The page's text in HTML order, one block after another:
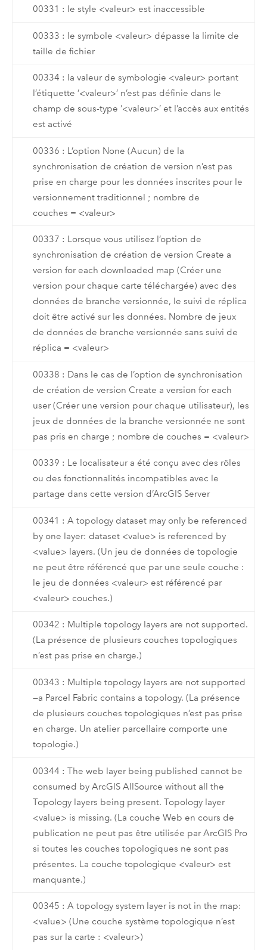
00331 : le style <valeur> est inaccessible
00333 : le symbole <valeur> dépasse la limite de
taille de fichier
00334 : la valeur de symbologie <valeur> portant
l’étiquette ’<valeur>’ n’est pas définie dans le
champ de sous-type ’<valeur>’ et l’accès aux entités
est activé
00336 : L’option None (Aucun) de la
synchronisation de création de version n’est pas
prise en charge pour les données inscrites pour le
versionnement traditionnel ; nombre de
couches = <valeur>
00337 : Lorsque vous utilisez l’option de
synchronisation de création de version Create a
version for each downloaded map (Créer une
version pour chaque carte téléchargée) avec des
données de branche versionnée, le suivi de réplica
doit être activé sur les données. Nombre de jeux
de données de branche versionnée sans suivi de
réplica = <valeur>
00338 : Dans le cas de l’option de synchronisation
de création de version Create a version for each
user (Créer une version pour chaque utilisateur), les
jeux de données de la branche versionnée ne sont
pas pris en charge ; nombre de couches = <valeur>
00339 : Le localisateur a été conçu avec des rôles
ou des fonctionnalités incompatibles avec le
partage dans cette version d’ArcGIS Server
00341 : A topology dataset may only be referenced
by one layer: dataset <value> is referenced by
<value> layers. (Un jeu de données de topologie
ne peut être référencé que par une seule couche :
le jeu de données <valeur> est référencé par
<valeur> couches.)
00342 : Multiple topology layers are not supported.
(La présence de plusieurs couches topologiques
n’est pas prise en charge.)
00343 : Multiple topology layers are not supported
—a Parcel Fabric contains a topology. (La présence
de plusieurs couches topologiques n’est pas prise
en charge. Un atelier parcellaire comporte une
topologie.)
00344 : The web layer being published cannot be
consumed by ArcGIS AllSource without all the
Topology layers being present. Topology layer
<value> is missing. (La couche Web en cours de
publication ne peut pas être utilisée par ArcGIS Pro
si toutes les couches topologiques ne sont pas
présentes. La couche topologique <valeur> est
manquante.)
00345 : A topology system layer is not in the map:
<value> (Une couche système topologique n’est
pas sur la carte : <valeur>)